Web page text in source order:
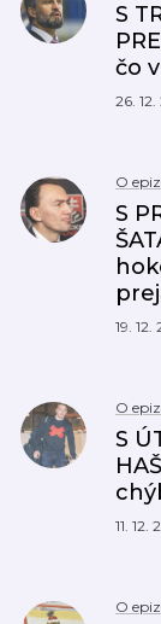
S
čo
26. 12.
O
S
19. 12.
O
S
11. 12.
O